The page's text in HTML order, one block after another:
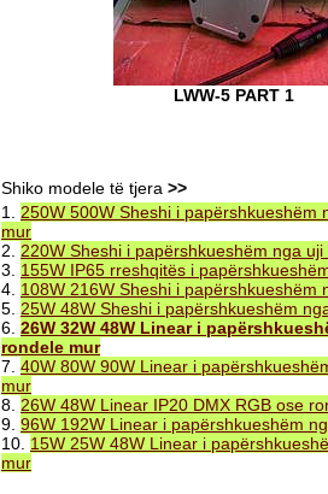
LWW-5 PART 1
Shiko modele të tjera >>
1. 250W 500W Sheshi i papërshkueshëm
mur
2. 220W Sheshi i papërshkueshëm nga
3. 155W IP65 rreshqitës i
4. 108W 216W Sheshi i papërshkueshëm
5. 25W 48W Sheshi i papërshkueshëm
6. 26W 32W 48W Linear i
rondele mur
7. 40W 80W 90W Linear i
mur
8. 26W 48W Linear IP20 DMX RGB ose
9. 96W 192W Linear i papërshkueshëm
10. 15W 25W 48W Linear i
mur